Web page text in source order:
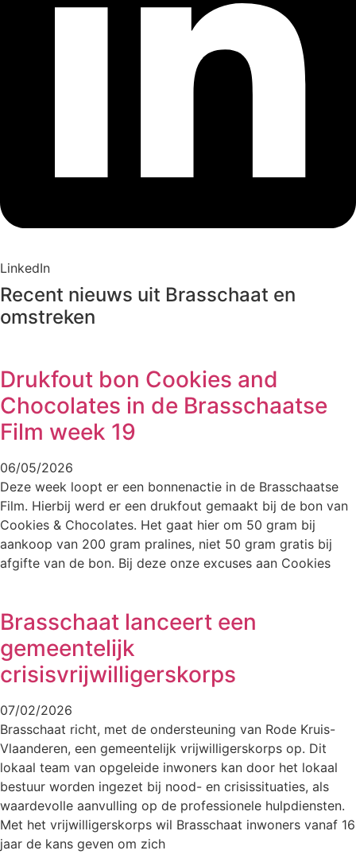
LinkedIn
Recent nieuws uit Brasschaat en
omstreken
Drukfout bon Cookies and
Chocolates in de Brasschaatse
Film week 19
06/05/2026
Deze week loopt er een bonnenactie in de Brasschaatse
Film. Hierbij werd er een drukfout gemaakt bij de bon van
Cookies & Chocolates. Het gaat hier om 50 gram bij
aankoop van 200 gram pralines, niet 50 gram gratis bij
afgifte van de bon. Bij deze onze excuses aan Cookies
Brasschaat lanceert een
gemeentelijk
crisisvrijwilligerskorps
07/02/2026
Brasschaat richt, met de ondersteuning van Rode Kruis-
Vlaanderen, een gemeentelijk vrijwilligerskorps op. Dit
lokaal team van opgeleide inwoners kan door het lokaal
bestuur worden ingezet bij nood- en crisissituaties, als
waardevolle aanvulling op de professionele hulpdiensten.
Met het vrijwilligerskorps wil Brasschaat inwoners vanaf 16
jaar de kans geven om zich